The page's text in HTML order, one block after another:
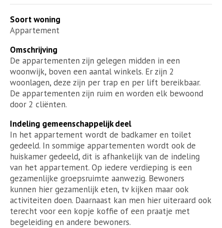
Soort woning
Appartement
Omschrijving
De appartementen zijn gelegen midden in een
woonwijk, boven een aantal winkels. Er zijn 2
woonlagen, deze zijn per trap en per lift bereikbaar.
De appartementen zijn ruim en worden elk bewoond
door 2 cliënten.
Indeling gemeenschappelijk deel
In het appartement wordt de badkamer en toilet
gedeeld. In sommige appartementen wordt ook de
huiskamer gedeeld, dit is afhankelijk van de indeling
van het appartement. Op iedere verdieping is een
gezamenlijke groepsruimte aanwezig. Bewoners
kunnen hier gezamenlijk eten, tv kijken maar ook
activiteiten doen. Daarnaast kan men hier uiteraard ook
terecht voor een kopje koffie of een praatje met
begeleiding en andere bewoners.